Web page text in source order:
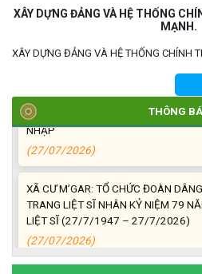
XÂY DỰNG ĐẢNG VÀ HỆ THỐNG
MẠNH.
XÂY DỰNG ĐẢNG VÀ HỆ THỐNG CHÍNH
THÔNG
HỘI LIÊN HIỆP PHỤ NỮ XÃ THĂM,
CHÍNH SÁCH NHÂN NGÀY THƯƠNG
(27/07/2026)
HỘI NGƯỜI CAO TUỔI XÃ CƯ
THÁNG ĐẦU NĂM VÀ KIỆN TOÀN TỔ
NHẬP
(27/07/2026)
XÃ CƯ M’GAR: TỔ CHỨC ĐOÀN
TRANG LIỆT SĨ NHÂN KỶ NIỆM 79
LIỆT SĨ (27/7/1947 – 27/7/2026)
(27/07/2026)